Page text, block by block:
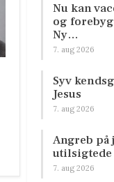
Nu kan
og
Ny…
7. aug 2026
Syv
Jesus
7. aug 2026
Angreb på
utilsigtede
7. aug 2026